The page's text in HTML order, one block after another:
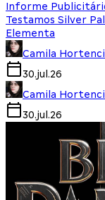
Informe
Testamos Silver
Elementa
Camila
30.jul.26
Camila
30.jul.26